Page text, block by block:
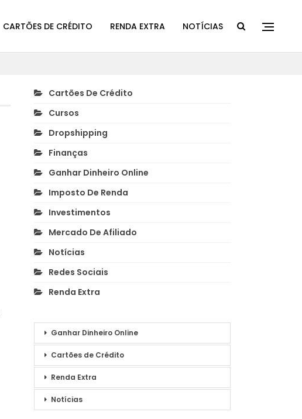
CARTÕES DE CRÉDITO RENDA EXTRA NOTÍCIAS
Cartões De Crédito
Cursos
Dropshipping
Finanças
Ganhar Dinheiro Online
Imposto De Renda
Investimentos
Mercado De Afiliado
Notícias
Redes Sociais
Renda Extra
Ganhar Dinheiro Online
Cartões de Crédito
Renda Extra
Notícias